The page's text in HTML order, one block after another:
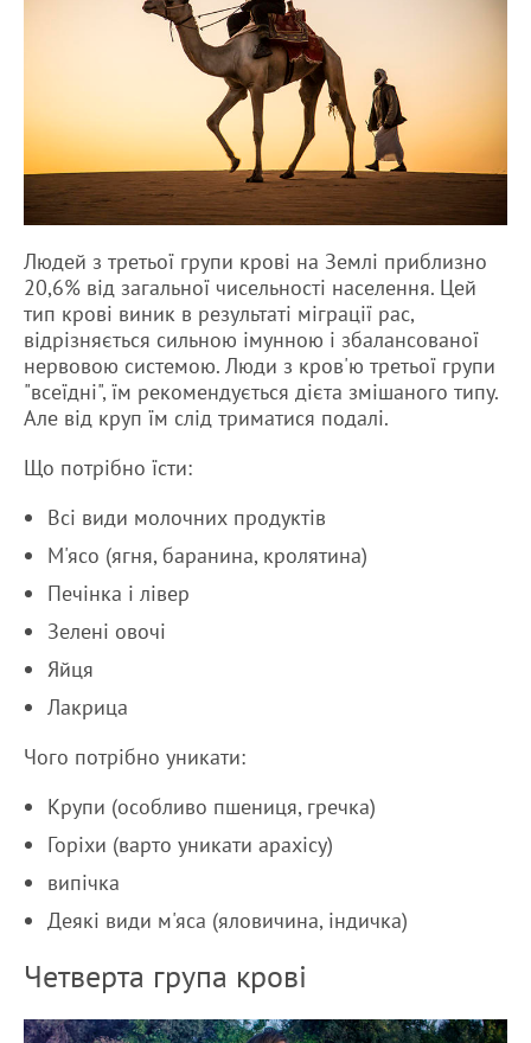
Людей з третьої групи крові на Землі приблизно
20,6% від загальної чисельності населення. Цей
тип крові виник в результаті міграції рас,
відрізняється сильною імунною і збалансованої
нервовою системою. Люди з кров'ю третьої групи
"всеїдні", їм рекомендується дієта змішаного типу.
Але від круп їм слід триматися подалі.
Що потрібно їсти:
Всі види молочних продуктів
М'ясо (ягня, баранина, кролятина)
Печінка і лівер
Зелені овочі
Яйця
Лакрица
Чого потрібно уникати:
Крупи (особливо пшениця, гречка)
Горіхи (варто уникати арахісу)
випічка
Деякі види м'яса (яловичина, індичка)
Четверта група крові